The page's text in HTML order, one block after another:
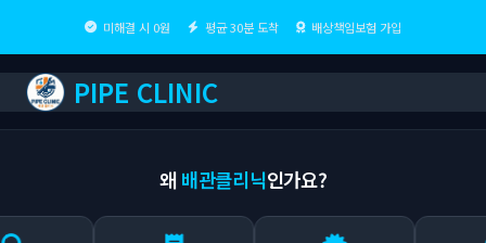
미해결 시 0원 평균 30분 도착 배상책임보험 가입
PIPE CLINIC
왜 배관클리닉인가요?